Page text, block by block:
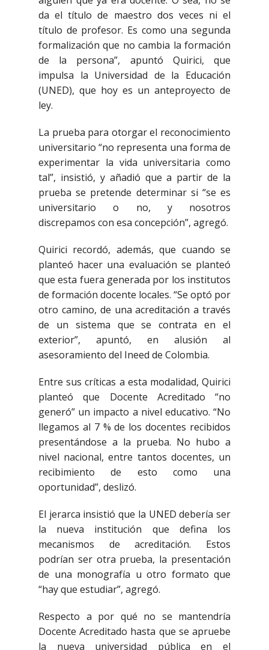
da el título de maestro dos veces ni el
título de profesor. Es como una segunda
formalización que no cambia la formación
de la persona”, apuntó Quirici, que
impulsa la Universidad de la Educación
(UNED), que hoy es un anteproyecto de
ley.
La prueba para otorgar el reconocimiento
universitario “no representa una forma de
experimentar la vida universitaria como
tal”, insistió, y añadió que a partir de la
prueba se pretende determinar si “se es
universitario o no, y nosotros
discrepamos con esa concepción”, agregó.
Quirici recordó, además, que cuando se
planteó hacer una evaluación se planteó
que esta fuera generada por los institutos
de formación docente locales. “Se optó por
otro camino, de una acreditación a través
de un sistema que se contrata en el
exterior”, apuntó, en alusión al
asesoramiento del Ineed de Colombia.
Entre sus críticas a esta modalidad, Quirici
planteó que Docente Acreditado “no
generó” un impacto a nivel educativo. “No
llegamos al 7 % de los docentes recibidos
presentándose a la prueba. No hubo a
nivel nacional, entre tantos docentes, un
recibimiento de esto como una
oportunidad”, deslizó.
El jerarca insistió que la UNED debería ser
la nueva institución que defina los
mecanismos de acreditación. Estos
podrían ser otra prueba, la presentación
de una monografía u otro formato que
“hay que estudiar”, agregó.
Respecto a por qué no se mantendría
Docente Acreditado hasta que se apruebe
la nueva universidad pública en el